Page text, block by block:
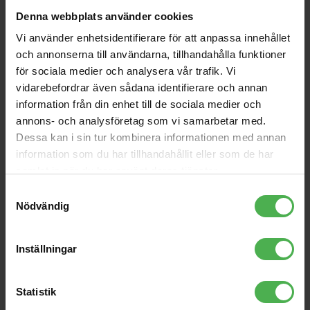
Denna webbplats använder cookies
Vi använder enhetsidentifierare för att anpassa innehållet
och annonserna till användarna, tillhandahålla funktioner
för sociala medier och analysera vår trafik. Vi
vidarebefordrar även sådana identifierare och annan
information från din enhet till de sociala medier och
annons- och analysföretag som vi samarbetar med.
Dessa kan i sin tur kombinera informationen med annan
information som du har tillhandahållit eller som de har
Nödvändig
Inställningar
Statistik
USB-adapter USB-C Male >
DisplayPort Female
kan ansluta en skärm till din
store local_shipping
USB-C 3.2 Gen1 Ma >
DisplayPort Fe 0.2m
3.2 Gen 1-adaptern. Gör att du
kan ansluta en skärm till din
Nedis